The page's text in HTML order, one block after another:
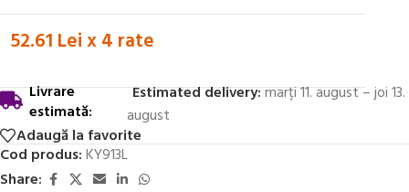
52.61 Lei x 4 rate
Livrare
estimată:
Estimated delivery:marți 11. august – joi 13.
august
Adaugă la favorite
Cod produs:KY913L
Share: